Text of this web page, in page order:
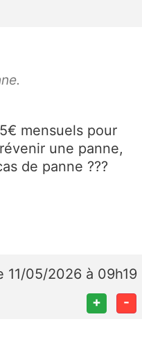
mensuels pour
une panne,
de panne ???
11/05/2026 à 09h19
+ -